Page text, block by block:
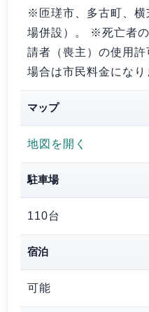
※匝瑳市、多古町、横
場併設）。 ※死亡者
請者（喪主）の使用
場合は市民料金になり
マップ
地図を開く
駐車場
110台
宿泊
可能